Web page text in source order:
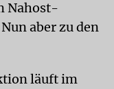
Nahost-
aber zu den
läuft im